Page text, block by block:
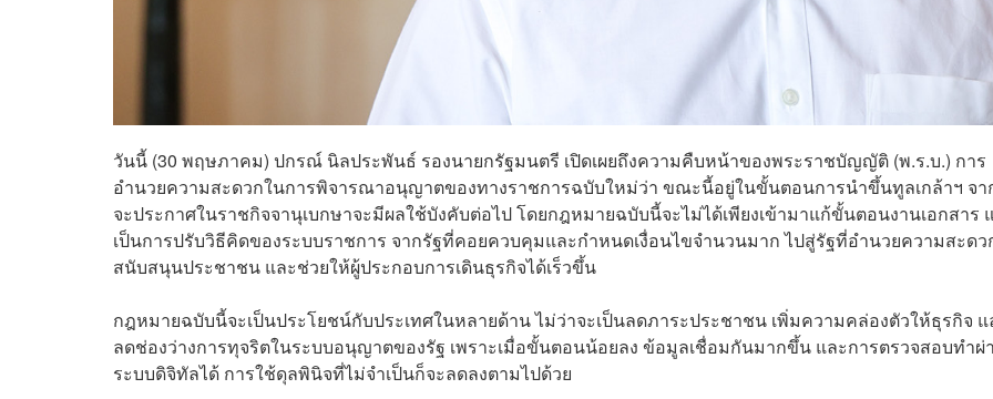
วันนี้ (30 พฤษภาคม) ปกรณ์ นิลประพันธ์ รองนายกรัฐมนตรี เปิดเผยถึงความคืบหน้าของพระราชบัญญัติ (พ.ร.บ.) การ
อำนวยความสะดวกในการพิจารณาอนุญาตของทางราชการฉบับใหม่ว่า ขณะนี้อยู่ในขั้นตอนการนำขึ้นทูลเกล้าฯ จ
จะประกาศในราชกิจจานุเบกษาจะมีผลใช้บังคับต่อไป โดยกฎหมายฉบับนี้จะไม่ได้เพียงเข้ามาแก้ขั้นตอนงานเอกสาร
เป็นการปรับวิธีคิดของระบบราชการ จากรัฐที่คอยควบคุมและกำหนดเงื่อนไขจำนวนมาก ไปสู่รัฐที่อำนวยความสะดว
สนับสนุนประชาชน และช่วยให้ผู้ประกอบการเดินธุรกิจได้เร็วขึ้น
กฎหมายฉบับนี้จะเป็นประโยชน์กับประเทศในหลายด้าน ไม่ว่าจะเป็นลดภาระประชาชน เพิ่มความคล่องตัวให้ธุรกิจ แ
ลดช่องว่างการทุจริตในระบบอนุญาตของรัฐ เพราะเมื่อขั้นตอนน้อยลง ข้อมูลเชื่อมกันมากขึ้น และการตรวจสอบทำผ่
ระบบดิจิทัลได้ การใช้ดุลพินิจที่ไม่จำเป็นก็จะลดลงตามไปด้วย